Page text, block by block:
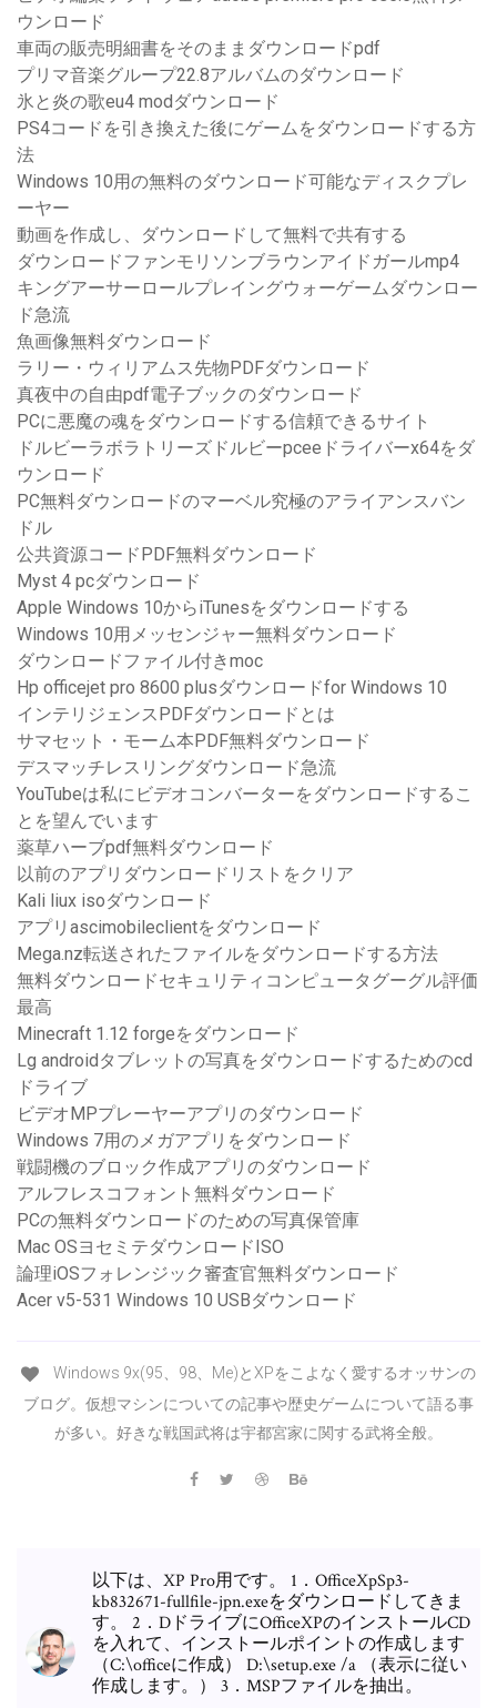
ウンロード
車両の販売明細書をそのままダウンロードpdf
プリマ音楽グループ22.8アルバムのダウンロード
氷と炎の歌eu4 modダウンロード
PS4コードを引き換えた後にゲームをダウンロードする方
法
Windows 10用の無料のダウンロード可能なディスクプレ
ーヤー
動画を作成し、ダウンロードして無料で共有する
ダウンロードファンモリソンブラウンアイドガールmp4
キングアーサーロールプレイングウォーゲームダウンロー
ド急流
魚画像無料ダウンロード
ラリー・ウィリアムス先物PDFダウンロード
真夜中の自由pdf電子ブックのダウンロード
PCに悪魔の魂をダウンロードする信頼できるサイト
ドルビーラボラトリーズドルビーpceeドライバーx64をダ
ウンロード
PC無料ダウンロードのマーベル究極のアライアンスバン
ドル
公共資源コードPDF無料ダウンロード
Myst 4 pcダウンロード
Apple Windows 10からiTunesをダウンロードする
Windows 10用メッセンジャー無料ダウンロード
ダウンロードファイル付きmoc
Hp officejet pro 8600 plusダウンロードfor Windows 10
インテリジェンスPDFダウンロードとは
サマセット・モーム本PDF無料ダウンロード
デスマッチレスリングダウンロード急流
YouTubeは私にビデオコンバーターをダウンロードするこ
とを望んでいます
薬草ハーブpdf無料ダウンロード
以前のアプリダウンロードリストをクリア
Kali liux isoダウンロード
アプリascimobileclientをダウンロード
Mega.nz転送されたファイルをダウンロードする方法
無料ダウンロードセキュリティコンピュータグーグル評価
最高
Minecraft 1.12 forgeをダウンロード
Lg androidタブレットの写真をダウンロードするためのcd
ドライブ
ビデオMPプレーヤーアプリのダウンロード
Windows 7用のメガアプリをダウンロード
戦闘機のブロック作成アプリのダウンロード
アルフレスコフォント無料ダウンロード
PCの無料ダウンロードのための写真保管庫
Mac OSヨセミテダウンロードISO
論理iOSフォレンジック審査官無料ダウンロード
Acer v5-531 Windows 10 USBダウンロード
Windows 9x(95、98、Me)とXPをこよなく愛するオッサンの
ブログ。仮想マシンについての記事や歴史ゲームについて語る事
が多い。好きな戦国武将は宇都宮家に関する武将全般。
以下は、XP Pro用です。 1．OfficeXpSp3-
kb832671-fullfile-jpn.exeをダウンロードしてきま
す。 2．DドライブにOfficeXPのインストールCD
を入れて、インストールポイントの作成します
（C:\officeに作成） D:\setup.exe /a （表示に従い
作成します。） 3．MSPファイルを抽出。